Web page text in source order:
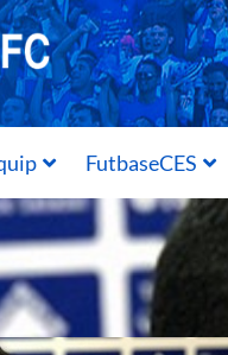
FutbaseCES